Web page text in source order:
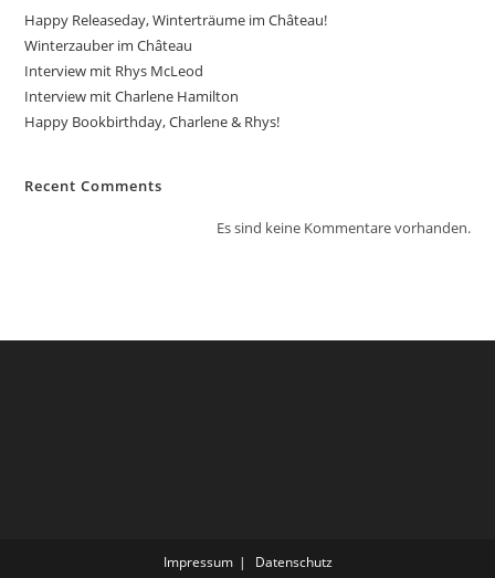
Happy Releaseday, Winterträume im Château!
Winterzauber im Château
Interview mit Rhys McLeod
Interview mit Charlene Hamilton
Happy Bookbirthday, Charlene & Rhys!
Recent Comments
Es sind keine Kommentare vorhanden.
Impressum Datenschutz